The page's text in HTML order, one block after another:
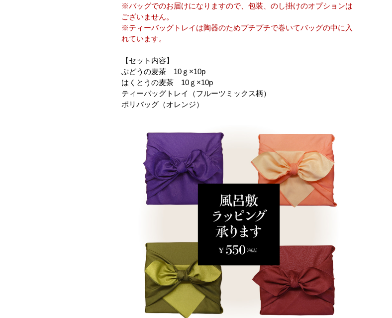
※バッグでのお届けになりますので、包装、のし掛けのオプションは
ございません。
※ティーバッグトレイは陶器のためプチプチで巻いてバッグの中に入
れています。
【セット内容】
ぶどうの麦茶 10ｇ×10p
はくとうの麦茶 10ｇ×10p
ティーバッグトレイ（フルーツミックス柄）
ポリバッグ（オレンジ）